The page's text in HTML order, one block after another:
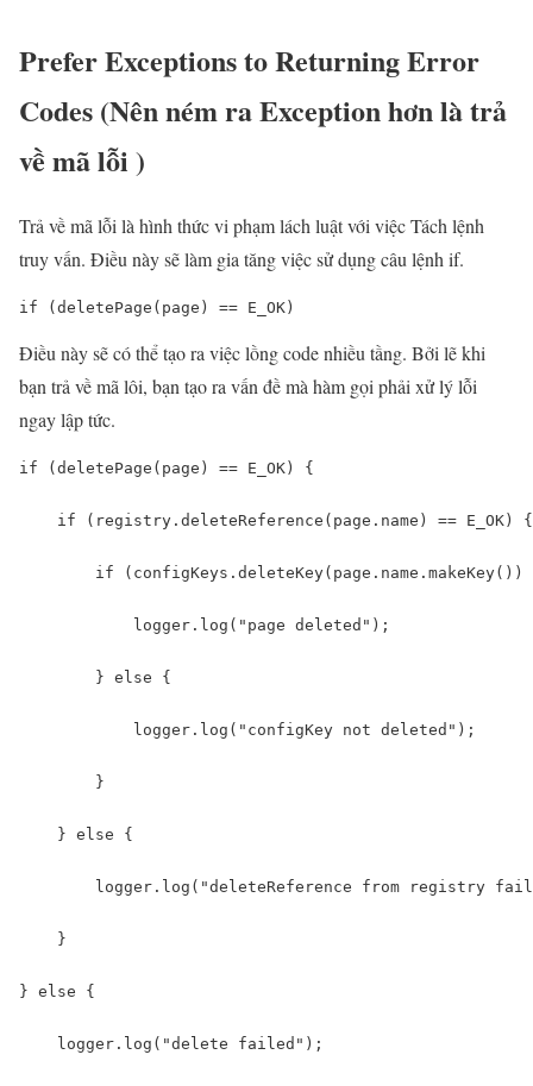
Prefer Exceptions to Returning Error
Codes (Nên ném ra Exception hơn là trả
về mã lỗi )
Trả về mã lỗi là hình thức vi phạm lách luật với việc Tách lệnh
truy vấn. Điều này sẽ làm gia tăng việc sử dụng câu lệnh if.
if (deletePage(page) == E_OK)
Điều này sẽ có thể tạo ra việc lồng code nhiều tầng. Bởi lẽ khi
bạn trả về mã lôi, bạn tạo ra vấn đề mà hàm gọi phải xử lý lỗi
ngay lập tức.
if (deletePage(page) == E_OK) {
if (registry.deleteReference(page.name) == E_OK) {
if (configKeys.deleteKey(page.name.makeKey())
logger.log("page deleted");
} else {
logger.log("configKey not deleted");
}
} else {
logger.log("deleteReference from registry
}
} else {
logger.log("delete failed");